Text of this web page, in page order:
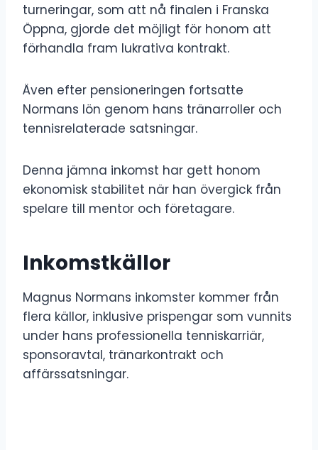
turneringar, som att nå finalen i Franska
Öppna, gjorde det möjligt för honom att
förhandla fram lukrativa kontrakt.
Även efter pensioneringen fortsatte
Normans lön genom hans tränarroller och
tennisrelaterade satsningar.
Denna jämna inkomst har gett honom
ekonomisk stabilitet när han övergick från
spelare till mentor och företagare.
Inkomstkällor
Magnus Normans inkomster kommer från
flera källor, inklusive prispengar som vunnits
under hans professionella tenniskarriär,
sponsoravtal, tränarkontrakt och
affärssatsningar.